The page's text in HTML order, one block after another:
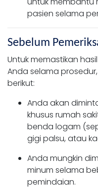
pasien selama
Sebelum
Untuk memastikan
Anda selama
berikut:
Anda akan
khusus rumah
benda logam
gigi palsu, atau
Anda mungkin
minum selama
pemindaian.